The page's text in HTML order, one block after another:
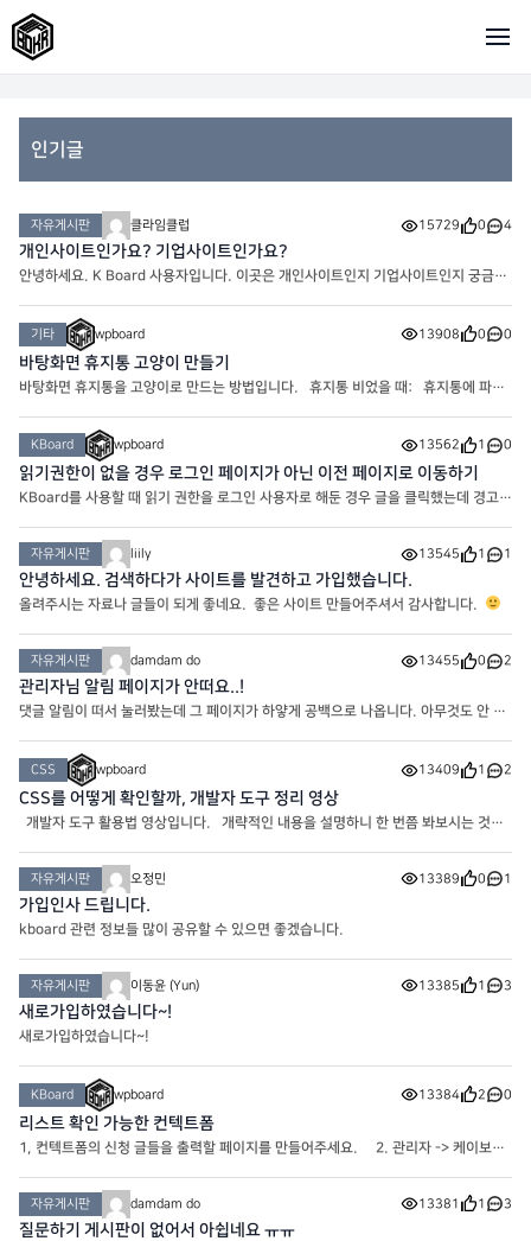
인기글
자유게시판 클라임클럽 15729 0 4
개인사이트인가요? 기업사이트인가요?
안녕하세요. K Board 사용자입니다. 이곳은 개인사이트인지 기업사이트인지 궁금합
기타 wpboard 13908 0 0
바탕화면 휴지통 고양이 만들기
바탕화면 휴지통을 고양이로 만드는 방법입니다. 휴지통 비었을 때: 휴지통에 파일
테마 -> 바탕화면 아이콘 설정 3. 바탕
KBoard wpboard 13562 1 0
읽기권한이 없을 경우 로그인 페이지가 아닌 이전 페이지로 이동하기
KBoard를 사용할 때 읽기 권한을 로그인 사용자로 해둔 경우 글을 클릭했는데 경고창
사용되는 방법입니다. 테마 functions 파일이나 코드 스
자유게시판 liily 13545 1 1
안녕하세요. 검색하다가 사이트를 발견하고 가입했습니다.
올려주시는 자료나 글들이 되게 좋네요. 좋은 사이트 만들어주셔서 감사합니다.
자유게시판 damdam do 13455 0 2
관리자님 알림 페이지가 안떠요..!
댓글 알림이 떠서 눌러봤는데 그 페이지가 하얗게 공백으로 나옵니다. 아무것도 안 떠
CSS wpboard 13409 1 2
CSS를 어떻게 확인할까, 개발자 도구 정리 영상
개발자 도구 활용법 영상입니다. 개략적인 내용을 설명하니 한 번쯤 봐보시는 것도
자유게시판 오정민 13389 0 1
가입인사 드립니다.
kboard 관련 정보들 많이 공유할 수 있으면 좋겠습니다.
자유게시판 이동윤 (Yun) 13385 1 3
새로가입하였습니다~!
새로가입하였습니다~!
KBoard wpboard 13384 2 0
리스트 확인 가능한 컨텍트폼
1, 컨텍트폼의 신청 글들을 출력할 페이지를 만들어주세요. 2. 관리자 -> 케이보드
해주세요. 3. 해당 페이지에 게시판 숏코드를
자유게시판 damdam do 13381 1 3
질문하기 게시판이 없어서 아쉽네요 ㅠㅠ